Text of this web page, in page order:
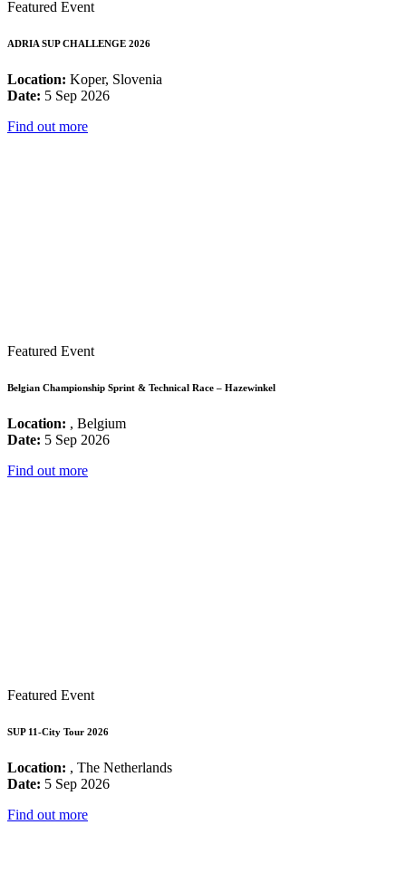
Featured Event
ADRIA SUP CHALLENGE 2026
Location: Koper, Slovenia
Date: 5 Sep 2026
Find out more
Featured Event
Belgian Championship Sprint & Technical Race – Hazewinkel
Location: , Belgium
Date: 5 Sep 2026
Find out more
Featured Event
SUP 11-City Tour 2026
Location: , The Netherlands
Date: 5 Sep 2026
Find out more